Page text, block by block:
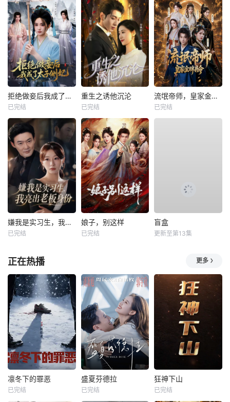
拒绝做妾后我成了太子侧妃
已完结
重生之诱他沉沦
已完结
流氓帝师，皇家金牌县令
已完结
嫌我是实习生，我亮出老板身份
已完结
娘子，别这样
已完结
盲盒
更新至第13集
正在热播 更多
凛冬下的罪恶
已完结
盛夏芬德拉
已完结
狂神下山
已完结